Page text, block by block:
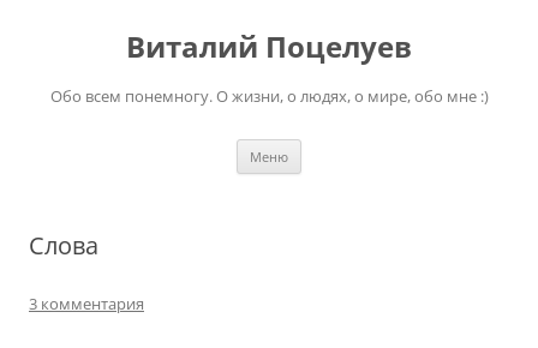
содержимомуВиталий Поцелуев
Обо всем понемногу. О жизни, о людях, о мире, обо мне :)
Меню
Слова
3 комментария